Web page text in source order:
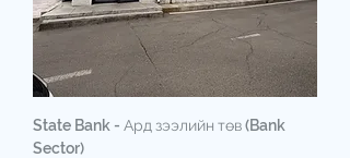
State Bank - Ард зээлийн төв (Bank
Sector)